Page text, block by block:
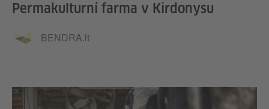
Permakulturní farma v Kirdonysu
BENDRA.lt